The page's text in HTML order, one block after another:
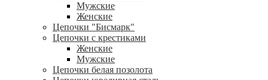
Мужские
Женские
Цепочки "Бисмарк"
Цепочки с крестиками
Женские
Мужские
Цепочки белая позолота